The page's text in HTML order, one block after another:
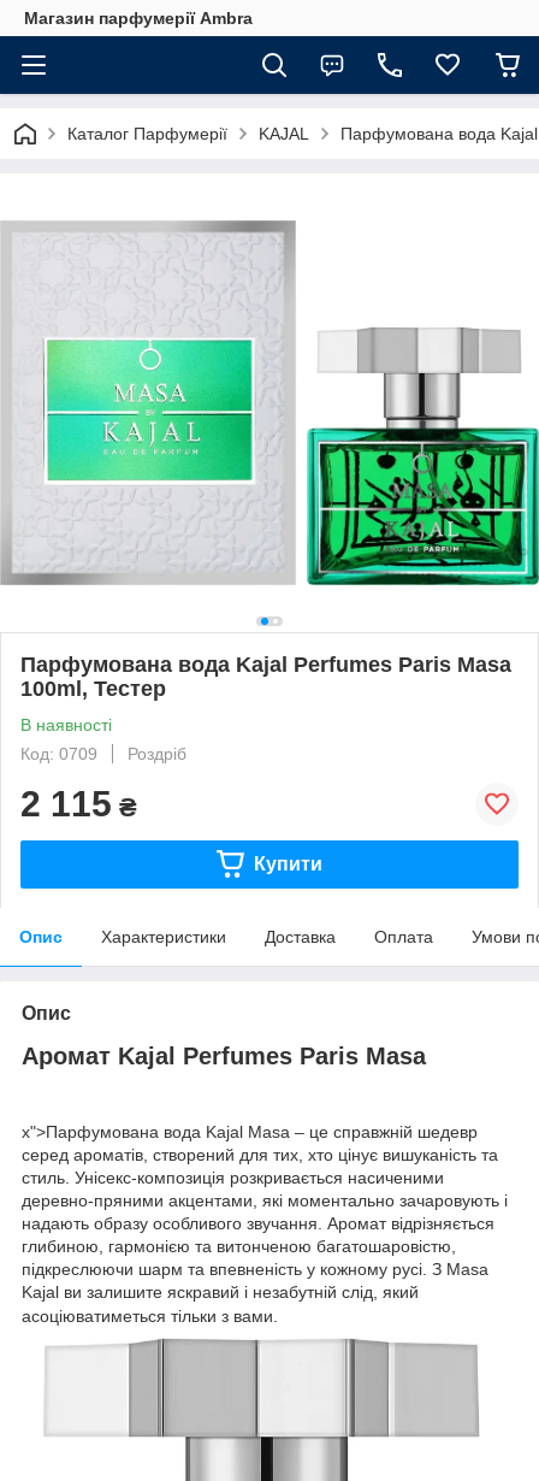
Магазин парфумерії Ambra
Каталог Парфумерії KAJAL Парфумована вода
Парфумована вода Kajal Perfumes Paris Masa
100ml, Тестер
В наявності
Код: 0709
Роздріб
2 115 ₴
Купити
Опис Характеристики Доставка Оплата Умови
Опис
Аромат Kajal Perfumes Paris Masa
x">Парфумована вода Kajal Masa – це справжній шедевр
серед ароматів, створений для тих, хто цінує вишуканість та
стиль. Унісекс-композиція розкривається насиченими
деревно-пряними акцентами, які моментально зачаровують і
надають образу особливого звучання. Аромат відрізняється
глибиною, гармонією та витонченою багатошаровістю,
підкреслюючи шарм та впевненість у кожному русі. З Masa
Kajal ви залишите яскравий і незабутній слід, який
асоціюватиметься тільки з вами.